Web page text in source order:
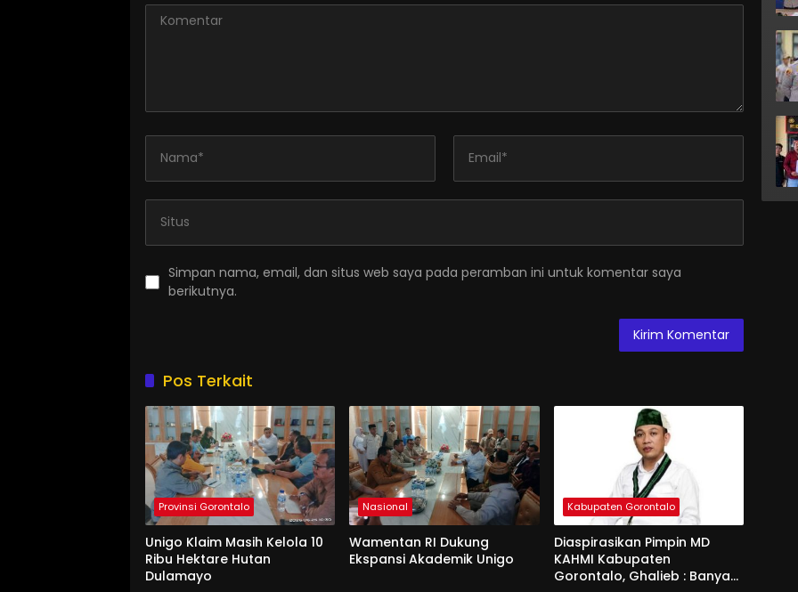
Simpan nama, email, dan situs web saya pada peramban ini untuk komentar saya
berikutnya.
Pos Terkait
Provinsi Gorontalo
Unigo Klaim Masih Kelola 10
Ribu Hektare Hutan
Dulamayo
Nasional
Wamentan RI Dukung
Ekspansi Akademik Unigo
Kabupaten Gorontalo
Diaspirasikan Pimpin MD
KAHMI Kabupaten
Gorontalo, Ghalieb : Banyak